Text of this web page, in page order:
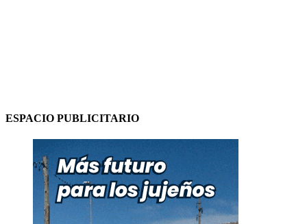
ESPACIO PUBLICITARIO